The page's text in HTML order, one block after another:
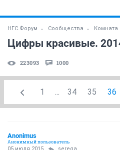
НГС.Форум Сообщества Комната
Цифры красивые.
223093 1000
1 ... 34 35 36
Anоnimus
Анонимный пользователь